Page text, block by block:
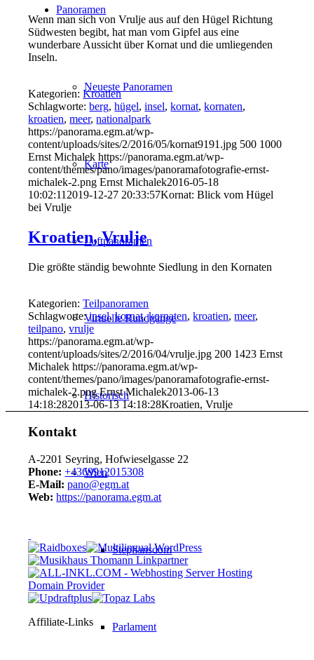
Panoramen
Neueste Panoramen
Karte
Luftpanoramen
Virtuelle Rundgänge
Historisch
Wien
Stephansdom
Parlament
Wenn man sich von Vrulje aus auf den Hügel Richtung
Südwesten begibt, hat man vom Gipfel aus eine
wunderbare Aussicht über Kornat und die umliegenden
Inseln.
Kategorien:Kroatien
Schlagworte:berg,hügel,insel,kornat,kornaten,
kroatien,meer,nationalpark
https://panorama.egm.at/wp-
content/uploads/sites/2/2016/05/kornat9191.jpg 500 1000
Ernst Michalek https://panorama.egm.at/wp-
content/themes/pano/images/panoramafotografie-ernst-
michalek-2.png Ernst Michalek2016-05-18
10:02:11 2019-12-27 20:33:57Kornat: Blick vom Hügel
bei Vrulje
Kroatien, Vrulje
Die größte ständig bewohnte Siedlung in den Kornaten
Kategorien:Teilpanoramen
Schlagworte:insel,kornat,kornaten,kroatien,meer,
teilpano,vrulje
https://panorama.egm.at/wp-
content/uploads/sites/2/2016/04/vrulje.jpg 200 1423 Ernst
Michalek https://panorama.egm.at/wp-
content/themes/pano/images/panoramafotografie-ernst-
michalek-2.png Ernst Michalek2013-06-13
14:18:282013-06-13 14:18:28Kroatien, Vrulje
Kontakt
A-2201 Seyring, Hofwieselgasse 22
Phone: +4369912015308
E-Mail: pano@egm.at
Web: https://panorama.egm.at
Affiliate-Links